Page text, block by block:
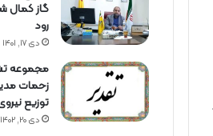
گاز کمال
رود
دی ۱۷, ۱۴۰۱
مجموعه
زحمات
توزیع
دی ۲۰, ۱۴۰۲